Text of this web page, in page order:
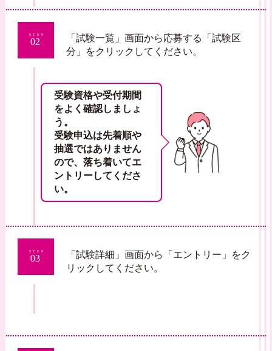
STEP
02
「試験一覧」画面から応募する「試験区
分」をクリックしてください。
受験資格や受付期間
をよく確認しましょ
う。
受験申込は先着順や
抽選ではありません
ので、落ち着いてエ
ントリーしてくださ
い。
STEP
03
「試験詳細」画面から「エントリー」をク
リックしてください。